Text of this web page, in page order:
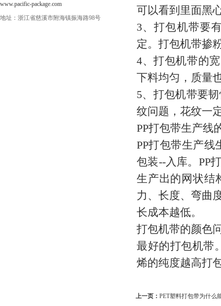
www.pacific-package.com
地址：浙江省慈溪市附海镇振海路98号
可以看到里面黑
3、打包机带要
定。打包机带掺
4、打包机带的
下料均匀，质量
5、打包机带要
纹问题，花纹一
PP打包带生产线
PP打包带生产线
包装--入库。PP
生产出的网状结
力、长度、弯曲
长成本越低。
打包机带的颜色
最好的打包机带
烯的纯度越高打
上一页： PET塑料打包带为什么